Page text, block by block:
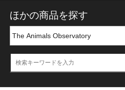
ほかの商品を探す